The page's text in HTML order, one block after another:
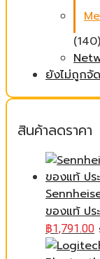
(140)
ยังไม่ถูกจั
สินค้าลดราคา
ของแท้ ป
฿1,791.00